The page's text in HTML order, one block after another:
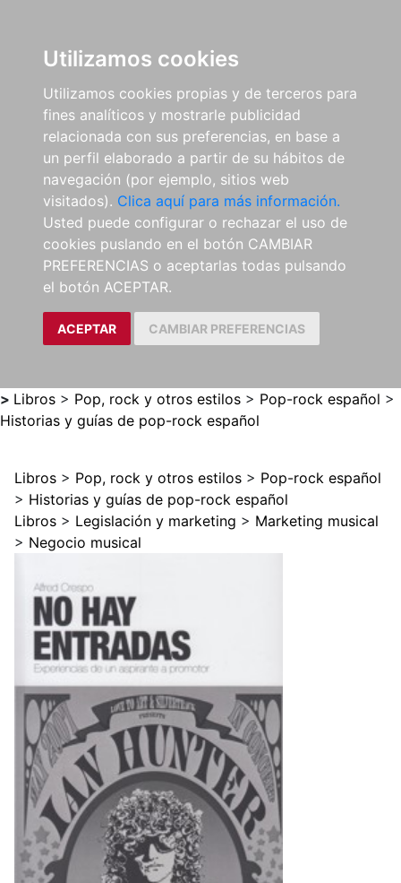
Utilizamos cookies
Utilizamos cookies propias y de terceros para
fines analíticos y mostrarle publicidad
relacionada con sus preferencias, en base a
un perfil elaborado a partir de su hábitos de
navegación (por ejemplo, sitios web
visitados). Clica aquí para más información.
Usted puede configurar o rechazar el uso de
cookies puslando en el botón CAMBIAR
PREFERENCIAS o aceptarlas todas pulsando
el botón ACEPTAR.
ACEPTAR CAMBIAR PREFERENCIAS
> Libros > Pop, rock y otros estilos > Pop-rock español >
Historias y guías de pop-rock español
Libros > Pop, rock y otros estilos > Pop-rock español
> Historias y guías de pop-rock español
Libros > Legislación y marketing > Marketing musical
> Negocio musical